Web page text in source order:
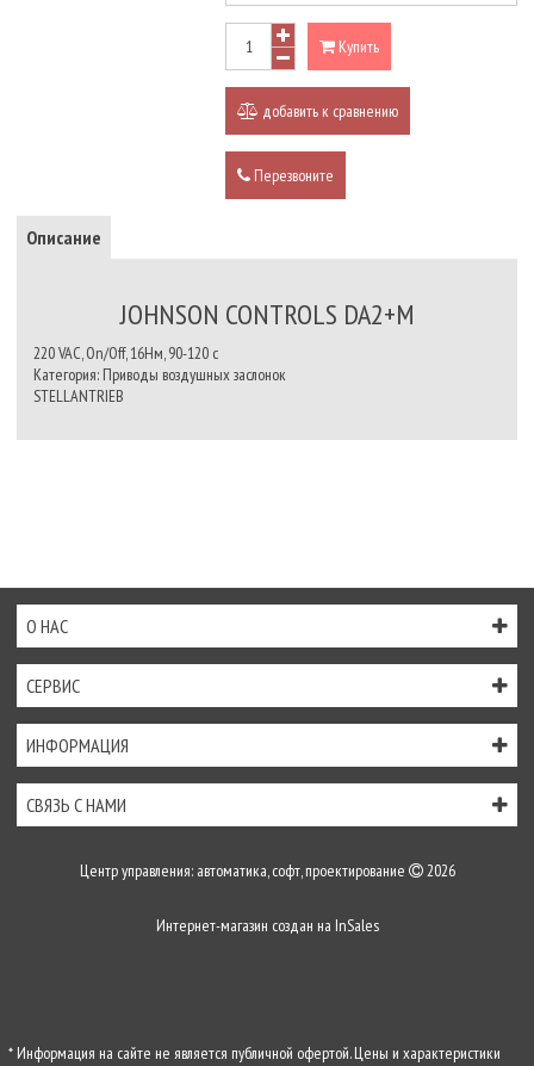
Купить
добавить к сравнению
Перезвоните
Описание
JOHNSON CONTROLS DA2+M
220 VAC, On/Off, 16Нм, 90-120 c
Категория: Приводы воздушных заслонок
STELLANTRIEB
О НАС
СЕРВИС
ИНФОРМАЦИЯ
СВЯЗЬ С НАМИ
Центр управления: автоматика, софт, проектирование 2026
Интернет-магазин создан на InSales
* Информация на сайте не является публичной офертой. Цены и характеристики